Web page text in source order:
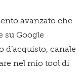
avanzato che
su Google
canale
nel mio tool di